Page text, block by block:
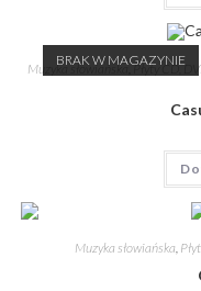
BRAK W MAGAZYNIE
Muzyka słowiańska,Płyty CD,
Muzyka słowiańska,